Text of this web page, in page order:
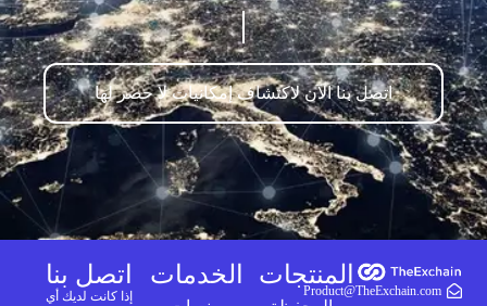
اتصل بنا الآن لاكتشاف إمكانيات لا حصر لها
Product@TheExchain.com
المنتجات الخدمات اتصل بنا
إذا كانت لديك أي